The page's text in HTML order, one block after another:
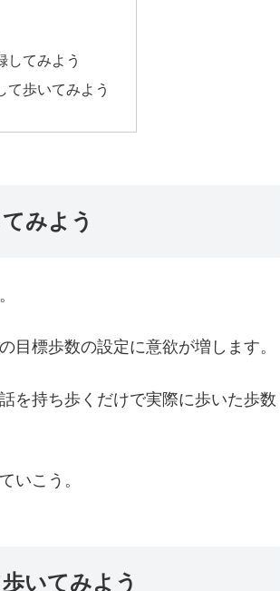
してみよう
て歩いてみよう
みよう
目標歩数の設定に意欲が増します。
を持ち歩くだけで実際に歩いた歩数
いこう。
いてみよう